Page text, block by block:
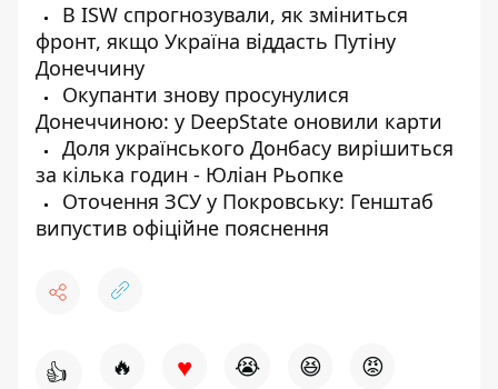
В ISW спрогнозували, як зміниться
фронт, якщо Україна віддасть Путіну
Донеччину
Окупанти знову просунулися
Донеччиною: у DeepState оновили карти
Доля українського Донбасу вирішиться
за кілька годин - Юліан Рьопке
Оточення ЗСУ у Покровську: Генштаб
випустив офіційне пояснення
👍 🔥 ♥ 😭 😆 😡